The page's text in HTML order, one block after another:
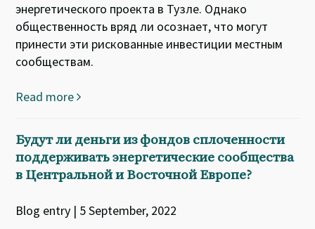
энергетического проекта в Тузле. Однако
общественность вряд ли осознает, что могут
принести эти рискованные инвестиции местным
сообществам.
Read more
Будут ли деньги из фондов сплоченности
поддерживать энергетические сообщества
в Центральной и Восточной Европе?
Blog entry | 5 September, 2022